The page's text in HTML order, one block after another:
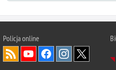
Policja online